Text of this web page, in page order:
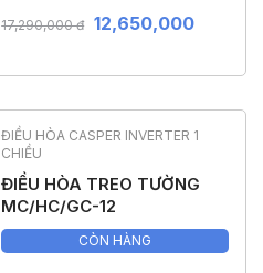
17,290,000 đ 12,650,000
ĐIỀU HÒA CASPER INVERTER 1
CHIỀU
ĐIỀU HÒA TREO TƯỜNG
MC/HC/GC-12
CÒN HÀNG